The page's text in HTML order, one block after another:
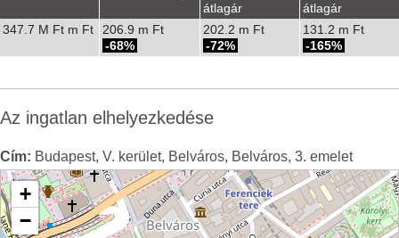
átlagár
átlagár
347.7 M Ft m Ft
206.9 m Ft
-68%
202.2 m Ft
-72%
131.2 m Ft
-165%
Az ingatlan elhelyezkedése
Cím: Budapest, V. kerület, Belváros, Belváros, 3. emelet
+
−